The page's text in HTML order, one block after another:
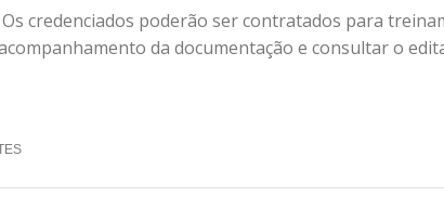
credenciados poderão ser contratados para
da documentação e consultar o